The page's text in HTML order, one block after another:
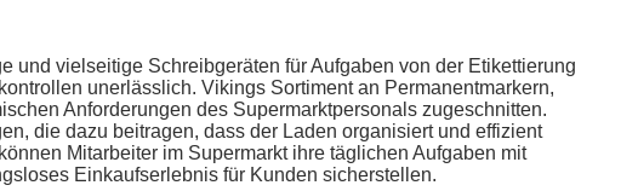
und vielseitige Schreibgeräten für Aufgaben von der Etikettierung
unerlässlich. Vikings Sortiment an Permanentmarkern,
Anforderungen des Supermarktpersonals zugeschnitten.
die dazu beitragen, dass der Laden organisiert und effizient
Mitarbeiter im Supermarkt ihre täglichen Aufgaben mit
Einkaufserlebnis für Kunden sicherstellen.